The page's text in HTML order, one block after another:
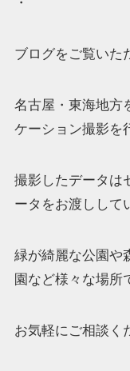
ブログをご覧いた
名古屋・東海地方
ケーション撮影を
撮影したデータは
ータをお渡しして
緑が綺麗な公園や
園など様々な場所
お気軽にご相談く